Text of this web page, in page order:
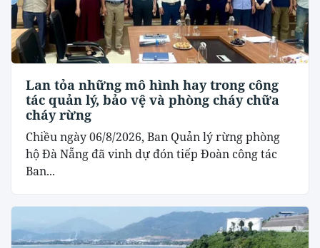
Lan tỏa những mô hình hay trong công
tác quản lý, bảo vệ và phòng cháy chữa
cháy rừng
Chiều ngày 06/8/2026, Ban Quản lý rừng phòng
hộ Đà Nẵng đã vinh dự đón tiếp Đoàn công tác
Ban...